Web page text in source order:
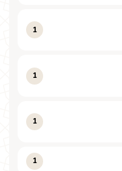
1
1
1
1